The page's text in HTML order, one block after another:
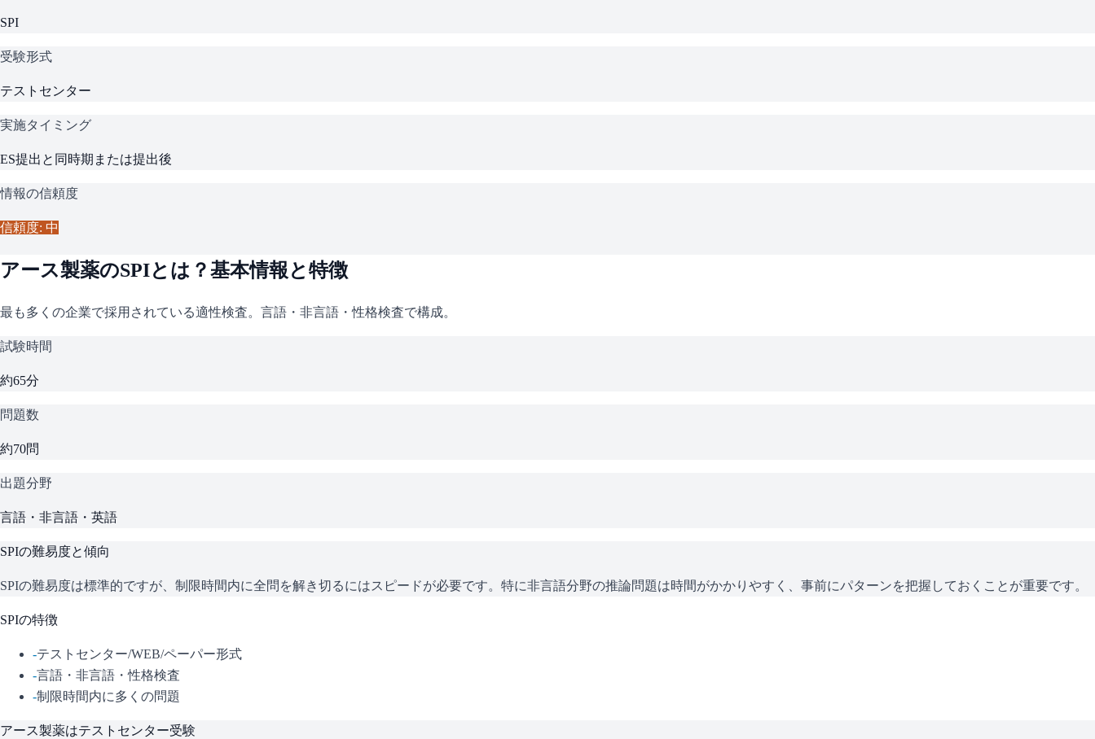
SPI
受験形式
テストセンター
実施タイミング
ES提出と同時期または提出後
情報の信頼度
信頼度: 中
アース製薬のSPIとは？基本情報と特徴
最も多くの企業で採用されている適性検査。言語・非言語・性格検査で構成。
試験時間
約65分
問題数
約70問
出題分野
言語・非言語・英語
SPIの難易度と傾向
SPIの難易度は標準的ですが、制限時間内に全問を解き切るにはスピードが必要です。特に非言語分野の推論問題は時間がかかりやすく、事前にパターンを把握しておくことが重要です。
SPIの特徴
-テストセンター/WEB/ペーパー形式
-言語・非言語・性格検査
-制限時間内に多くの問題
アース製薬はテストセンター受験